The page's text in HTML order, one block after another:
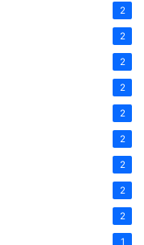
2
2
2
2
2
2
2
2
2
1